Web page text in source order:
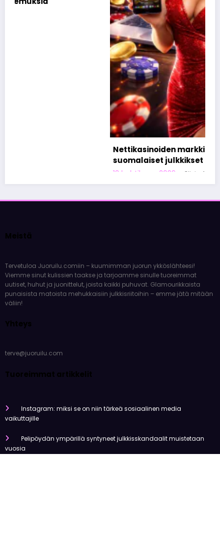
Nettikasinoiden markkinoinnista tunnetut
suomalaiset julkkikset
Olivia Aho
Tervetuloa Juoruilu.comiin – kuumimman juorun ykköslähteesi!
Viemme sinut kulissien taakse ja tarjoamme sinulle tuoreimmat
uutiset, huhut ja juonittelut, joista kaikki puhuvat. Glamourikkaista
punaisista matoista mehukkaisiin julkkisriitoihin – emme jätä mitään
Instagram: miksi se on niin tärkeä sosiaalinen media
Pelipöydän ympärillä syntyneet julkkisskandaalit muistetaan